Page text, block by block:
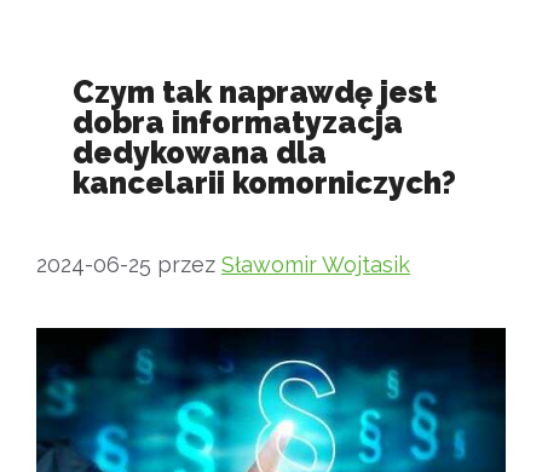
Czym tak naprawdę jest
dobra informatyzacja
dedykowana dla
kancelarii komorniczych?
2024-06-25 przez Sławomir Wojtasik